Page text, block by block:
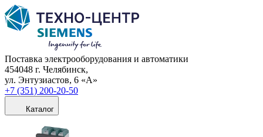
Поставка электрооборудования и автоматики
454048 г. Челябинск,
ул. Энтузиастов, 6 «А»
+7 (351) 200-20-50
Каталог